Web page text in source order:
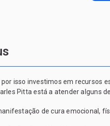
isso investimos em recursos
Pitta está a atender alguns
de cura emocional,